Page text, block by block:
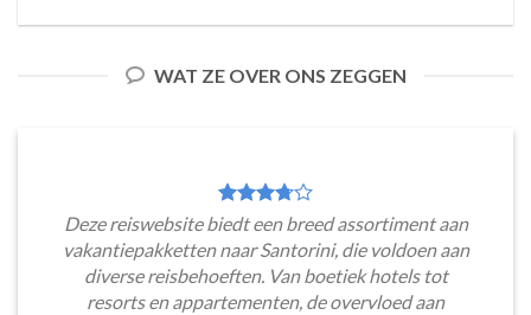
WAT ZE OVER ONS ZEGGEN
Deze reiswebsite biedt een breed assortiment aan
vakantiepakketten naar Santorini, die voldoen aan
diverse reisbehoeften. Van boetiek hotels tot
resorts en appartementen, de overvloed aan